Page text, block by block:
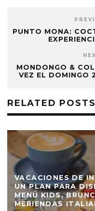
PUNTO MONA:
MONDONGO &
VEZ EL DOMINGO
RELATED POSTS
VACACIONES DE
UN PLAN PARA
MENÚ KIDS,
MERIENDAS